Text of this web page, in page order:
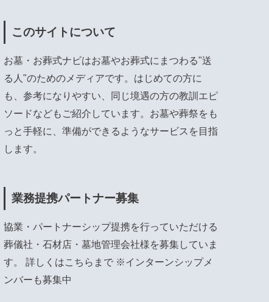
このサイトについて
お墓・お葬式ナビはお墓やお葬式にまつわる"送
る人"のためのメディアです。はじめての方に
も、参考になりやすい、同じ境遇の方の教訓エピ
ソードなどもご紹介しています。お墓や葬祭をも
っと手軽に、準備ができるようなサービスを目指
します。
業務提携パートナー募集
協業・パートナーシップ提携を行っていただける
葬儀社・石材店・墓地管理会社様を募集していま
す。 詳しくはこちら まで ※インターンシップメ
ンバーも募集中